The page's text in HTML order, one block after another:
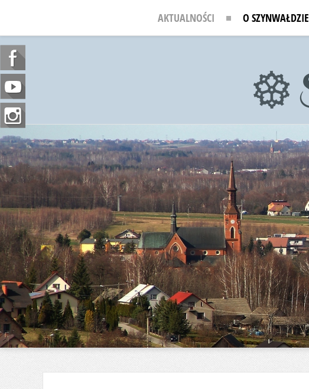
AKTUALNOŚCI O SZYNWAŁDZIE